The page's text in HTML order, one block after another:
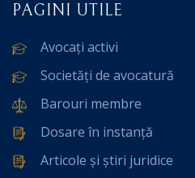
PAGINI UTILE
Avocați activi
Societăți de avocatură
Barouri membre
Dosare în instanță
Articole și știri juridice